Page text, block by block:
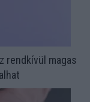
rendkívül magas